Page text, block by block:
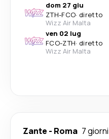
dom 27 giu
ZTH-FCO· diretto
Wizz Air Malta
ven 02 lug
FCO-ZTH· diretto
Wizz Air Malta
Zante - Roma 7 giorni